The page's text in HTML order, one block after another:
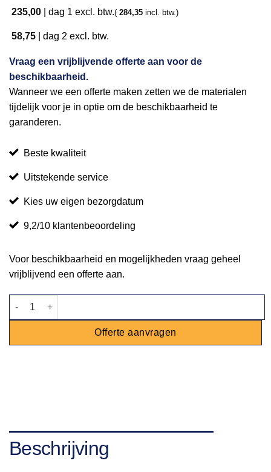
235,00 dag 1 excl. btw.( 284,35 incl. btw.)
58,75 dag 2 excl. btw.
Vraag een vrijblijvende offerte aan voor de
beschikbaarheid.
Wanneer we een offerte maken zetten we de materialen
tijdelijk voor je in optie om de beschikbaarheid te
garanderen.
Beste kwaliteit
Uitstekende service
Kies uw eigen bezorgdatum
9,2/10 klantenbeoordeling
Voor beschikbaarheid en mogelijkheden vraag geheel
vrijblijvend een offerte aan.
Ijscokar wit aantal
Offerte aanvragen
Beschrijving